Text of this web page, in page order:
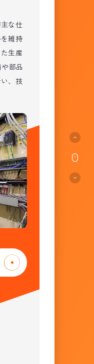
な仕
維持
生産
部品
、技